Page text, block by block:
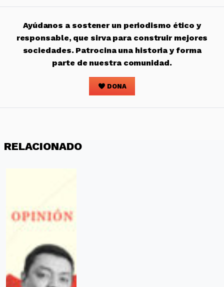
Ayúdanos a sostener un periodismo ético y
responsable, que sirva para construir mejores
sociedades. Patrocina una historia y forma
parte de nuestra comunidad.
DONA
RELACIONADO